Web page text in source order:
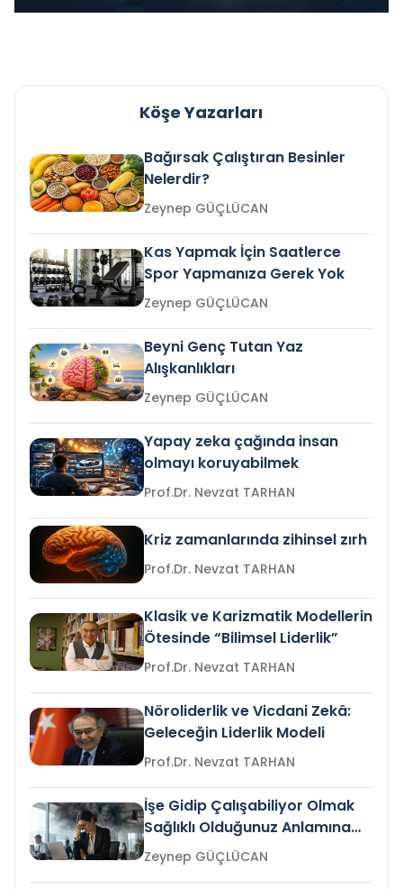
Köşe Yazarları
Bağırsak Çalıştıran Besinler
Nelerdir?
Zeynep GÜÇLÜCAN
Kas Yapmak İçin Saatlerce
Spor Yapmanıza Gerek Yok
Zeynep GÜÇLÜCAN
Beyni Genç Tutan Yaz
Alışkanlıkları
Zeynep GÜÇLÜCAN
Yapay zeka çağında insan
olmayı koruyabilmek
Prof.Dr. Nevzat TARHAN
Kriz zamanlarında zihinsel zırh
Prof.Dr. Nevzat TARHAN
Klasik ve Karizmatik Modellerin
Ötesinde “Bilimsel Liderlik”
Prof.Dr. Nevzat TARHAN
Nöroliderlik ve Vicdani Zekâ:
Geleceğin Liderlik Modeli
Prof.Dr. Nevzat TARHAN
İşe Gidip Çalışabiliyor Olmak
Sağlıklı Olduğunuz Anlamına
Gelir mi?Zeynep GÜÇLÜCAN